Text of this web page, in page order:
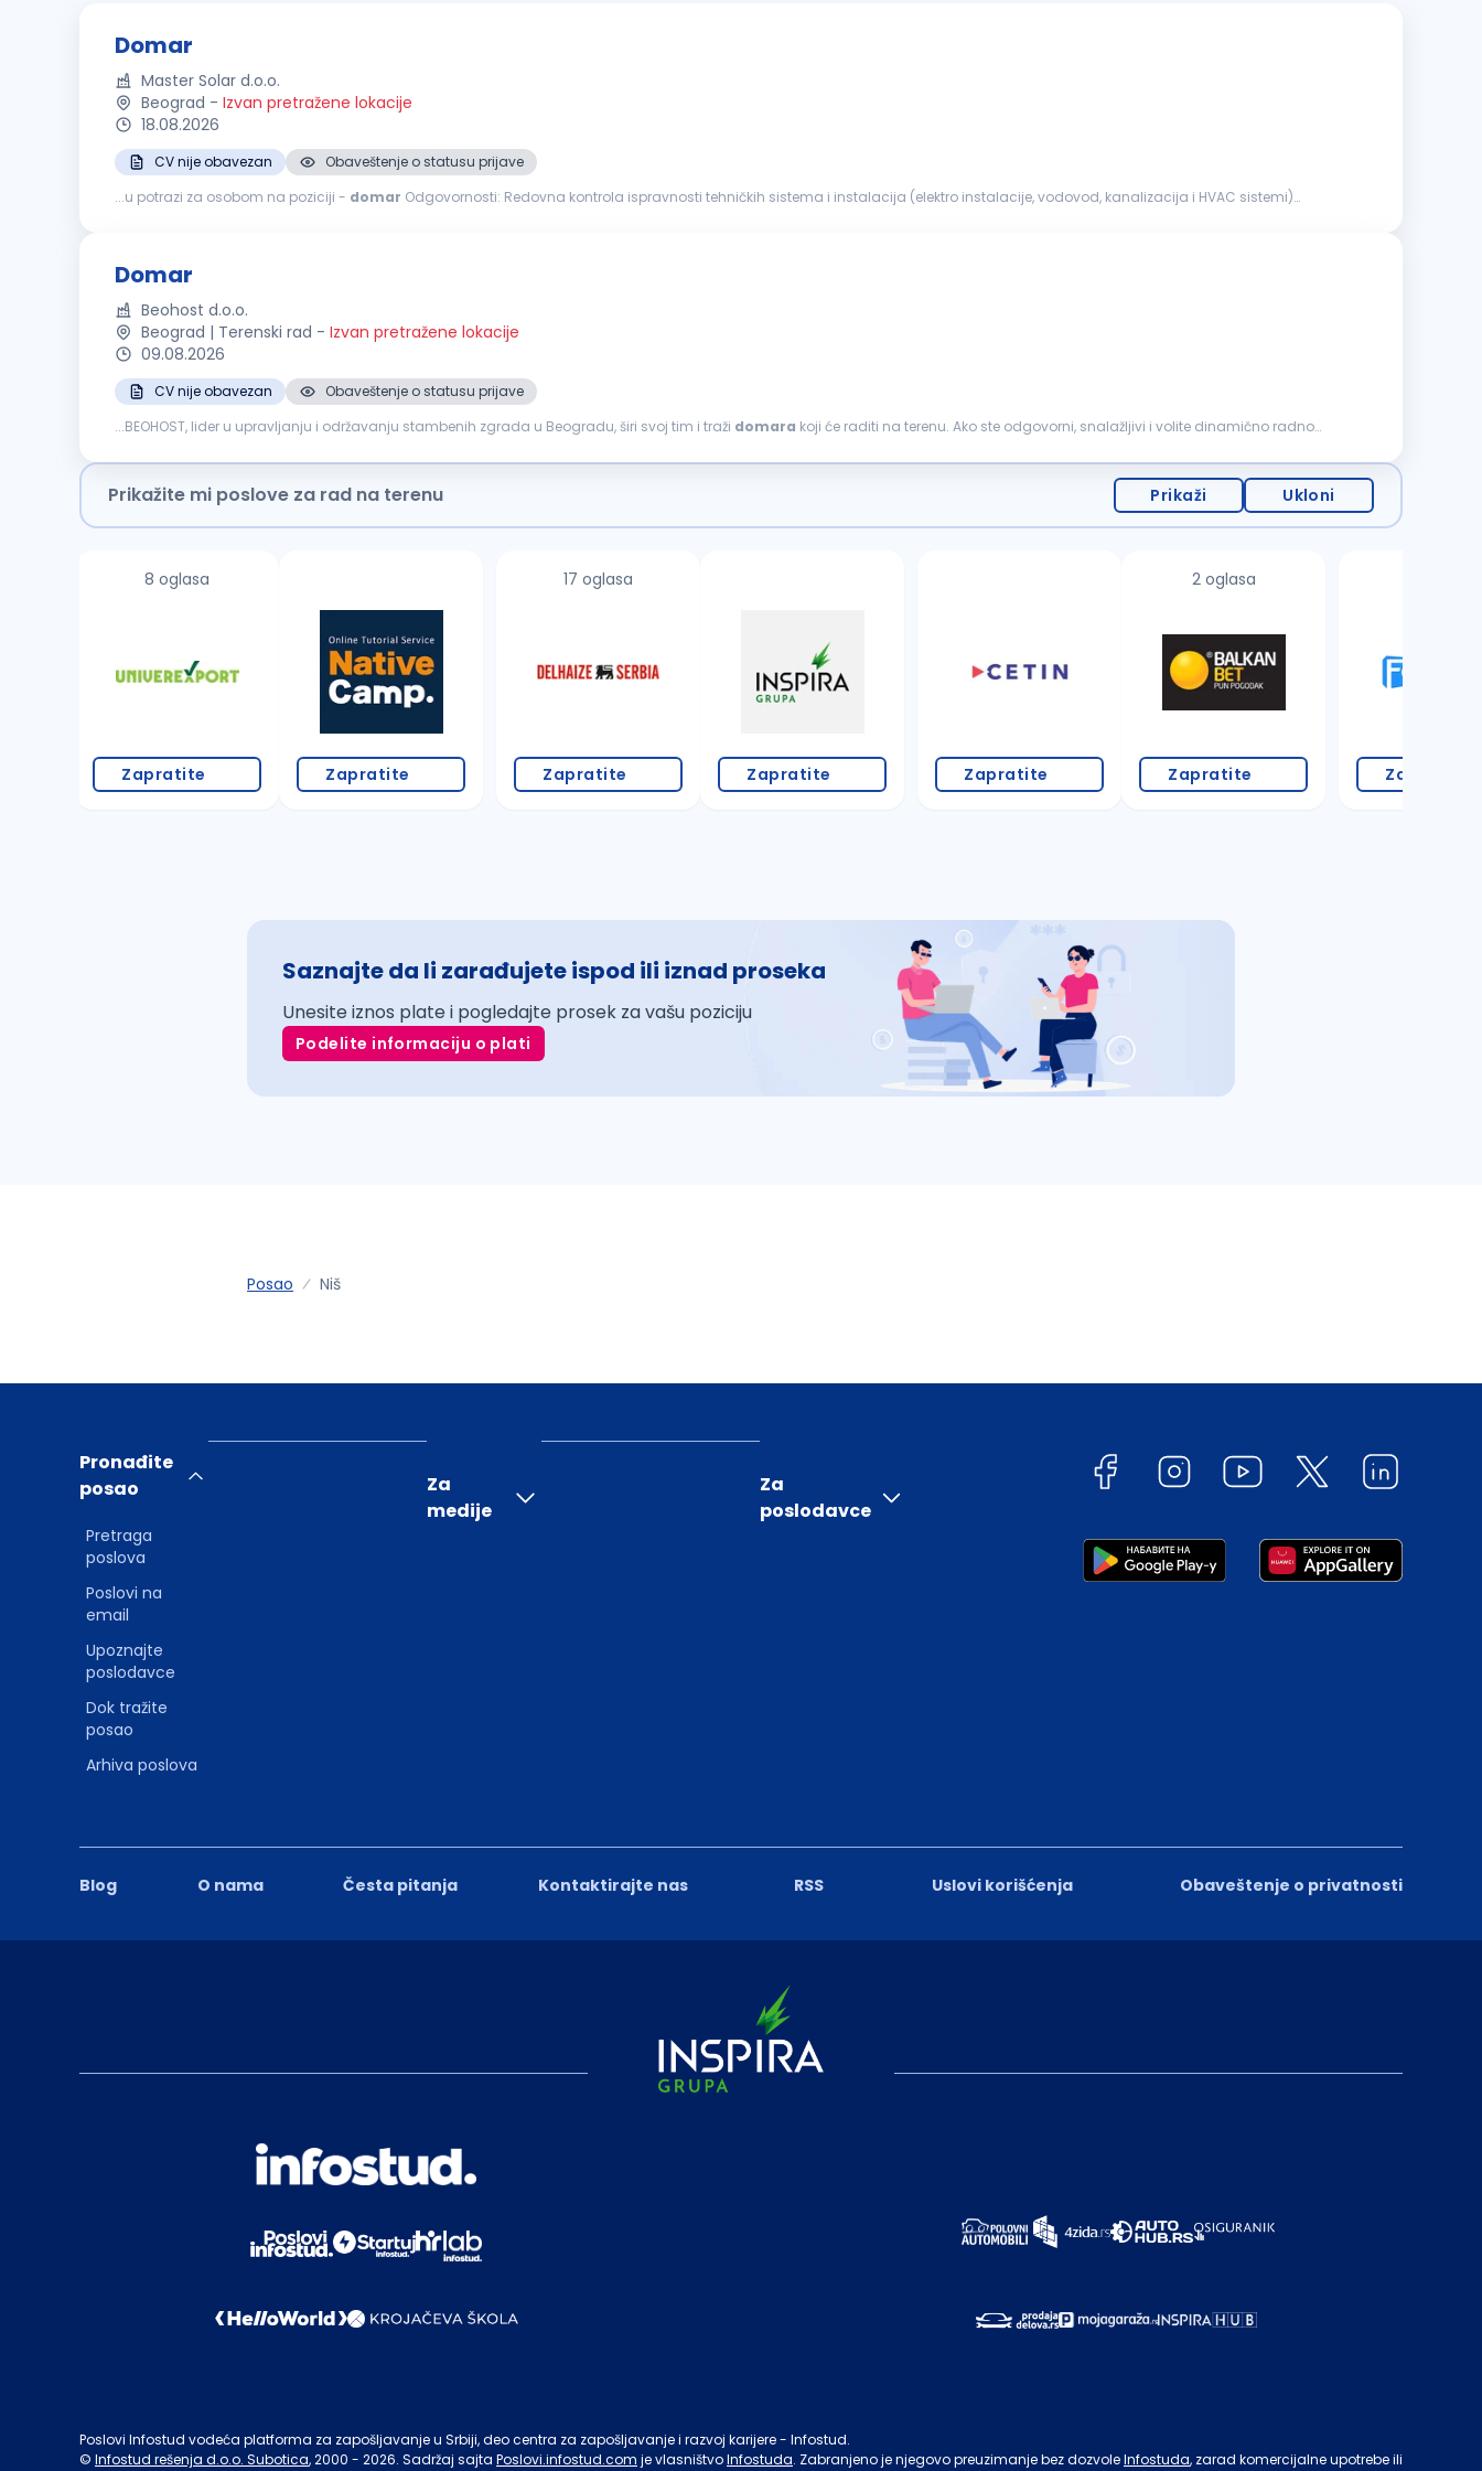
Domar
Master Solar d.o.o.
Beograd - Izvan pretražene lokacije
18.08.2026
CV nije obavezan
Obaveštenje o statusu prijave
...u potrazi za osobom na poziciji - domar Odgovornosti: Redovna kontrola ispravnosti tehničkih sistema i instalacija (elektro instalacije, vodovod, kanalizacija i HVAC sistemi)
Domar
Beohost d.o.o.
Beograd | Terenski rad - Izvan pretražene lokacije
09.08.2026
CV nije obavezan
Obaveštenje o statusu prijave
...BEOHOST, lider u upravljanju i održavanju stambenih zgrada u Beogradu, širi svoj tim i traži domara koji će raditi na terenu. Ako ste odgovorni, snalažljivi i volite dinamično radno
Prikažite mi poslove za rad na terenu Prikaži Ukloni
8 oglasa
Zapratite Zapratite
17 oglasa
Zapratite Zapratite Zapratite
2 oglasa
Zapratite Zapratite
Saznajte da li zarađujete ispod ili iznad proseka
Unesite iznos plate i pogledajte prosek za vašu poziciju
Podelite informaciju o plati
Posao Niš
Blog O nama Česta pitanja Kontaktirajte nas RSS Uslovi korišćenja Obaveštenje o privatnosti
Pronađite
posao
Pretraga
poslova
Poslovi na
email
Upoznajte
poslodavce
Dok tražite
posao
Arhiva poslova
Za
medije
Za
poslodavce
Poslovi Infostud vodeća platforma za zapošljavanje u Srbiji, deo centra za zapošljavanje i razvoj karijere - Infostud.
© Infostud rešenja d.o.o. Subotica, 2000 - 2026. Sadržaj sajta Poslovi.infostud.com je vlasništvoInfostuda. Zabranjeno je njegovo preuzimanje bez dozvoleInfostuda, zarad komercijalne upotrebe ili